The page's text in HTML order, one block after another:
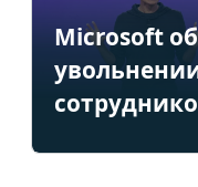
Microsoft